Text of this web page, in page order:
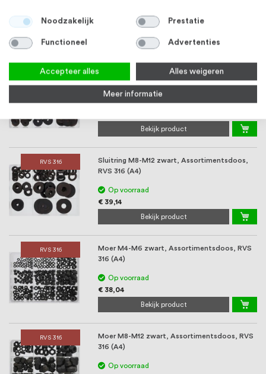
Op voorraad
Bekijk product
RVS 316
Sluitring M4-M6 zwart, Assortimentsdoos,
Op voorraad
Bekijk product
RVS 316
Sluitring M8-M12 zwart, Assortimentsdoos,
RVS 316 (A4)
Op voorraad
€ 39,14
Bekijk product
RVS 316
Moer M4-M6 zwart, Assortimentsdoos, RVS
316 (A4)
Op voorraad
€ 38,04
Bekijk product
RVS 316
Moer M8-M12 zwart, Assortimentsdoos, RVS
316 (A4)
Op voorraad
Noodzakelijk Prestatie
Functioneel Advertenties
Accepteer alles Alles weigeren
Meer informatie